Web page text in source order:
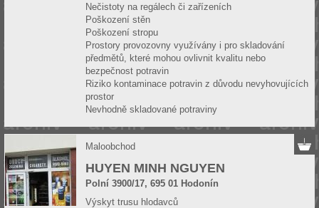
Nečistoty na regálech či zařízeních
Poškození stěn
Poškození stropu
Prostory provozovny využívány i pro skladování
předmětů, které mohou ovlivnit kvalitu nebo
bezpečnost potravin
Riziko kontaminace potravin z důvodu nevyhovujících
prostor
Nevhodně skladované potraviny
Maloobchod
HUYEN MINH NGUYEN
Polní 3900/17, 695 01 Hodonín
Výskyt trusu hlodavců